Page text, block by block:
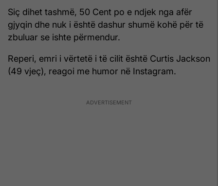
Siç dihet tashmë, 50 Cent po e ndjek nga afër
gjyqin dhe nuk i është dashur shumë kohë për të
zbuluar se ishte përmendur.
Reperi, emri i vërtetë i të cilit është Curtis Jackson
(49 vjeç), reagoi me humor në Instagram.